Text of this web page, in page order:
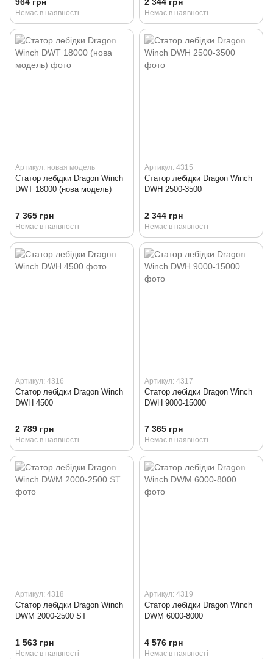
Немає в наявності Немає в наявності
Артикул: новая модель
Статор лебідки Dragon Winch
DWT 18000 (нова модель)
7 365 грн
Немає в наявності
Артикул: 4315
Статор лебідки Dragon Winch
DWH 2500-3500
2 344 грн
Немає в наявності
Артикул: 4316
Статор лебідки Dragon Winch
DWH 4500
2 789 грн
Немає в наявності
Артикул: 4317
Статор лебідки Dragon Winch
DWH 9000-15000
7 365 грн
Немає в наявності
Артикул: 4318
Статор лебідки Dragon Winch
DWM 2000-2500 ST
1 563 грн
Немає в наявності
Артикул: 4319
Статор лебідки Dragon Winch
DWM 6000-8000
4 576 грн
Немає в наявності